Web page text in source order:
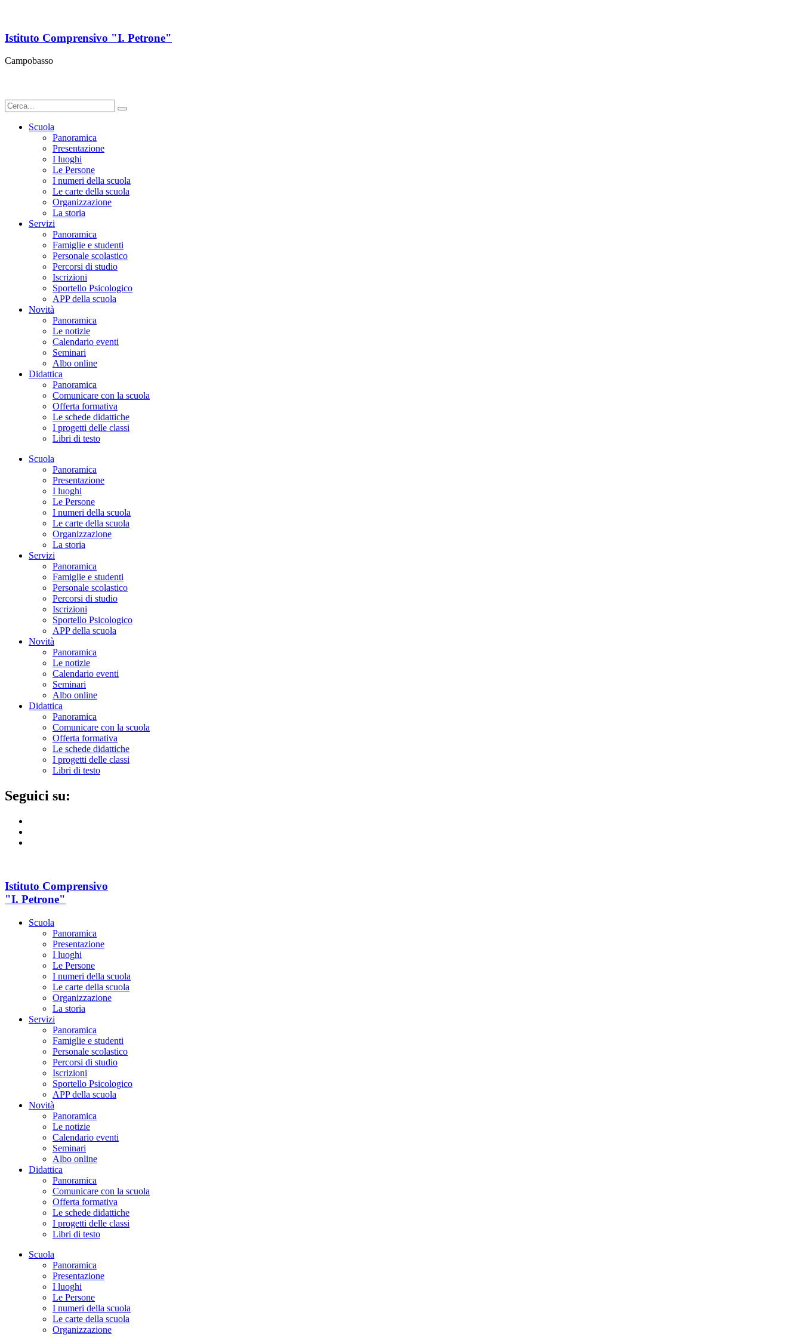
Istituto Comprensivo "I. Petrone"
Campobasso
Scuola
Panoramica
Presentazione
I luoghi
Le Persone
I numeri della scuola
Le carte della scuola
Organizzazione
La storia
Servizi
Panoramica
Famiglie e studenti
Personale scolastico
Percorsi di studio
Iscrizioni
Sportello Psicologico
APP della scuola
Novità
Panoramica
Le notizie
Calendario eventi
Seminari
Albo online
Didattica
Panoramica
Comunicare con la scuola
Offerta formativa
Le schede didattiche
I progetti delle classi
Libri di testo
Scuola
Panoramica
Presentazione
I luoghi
Le Persone
I numeri della scuola
Le carte della scuola
Organizzazione
La storia
Servizi
Panoramica
Famiglie e studenti
Personale scolastico
Percorsi di studio
Iscrizioni
Sportello Psicologico
APP della scuola
Novità
Panoramica
Le notizie
Calendario eventi
Seminari
Albo online
Didattica
Panoramica
Comunicare con la scuola
Offerta formativa
Le schede didattiche
I progetti delle classi
Libri di testo
Seguici su:
Istituto Comprensivo
"I. Petrone"
Scuola
Panoramica
Presentazione
I luoghi
Le Persone
I numeri della scuola
Le carte della scuola
Organizzazione
La storia
Servizi
Panoramica
Famiglie e studenti
Personale scolastico
Percorsi di studio
Iscrizioni
Sportello Psicologico
APP della scuola
Novità
Panoramica
Le notizie
Calendario eventi
Seminari
Albo online
Didattica
Panoramica
Comunicare con la scuola
Offerta formativa
Le schede didattiche
I progetti delle classi
Libri di testo
Scuola
Panoramica
Presentazione
I luoghi
Le Persone
I numeri della scuola
Le carte della scuola
Organizzazione